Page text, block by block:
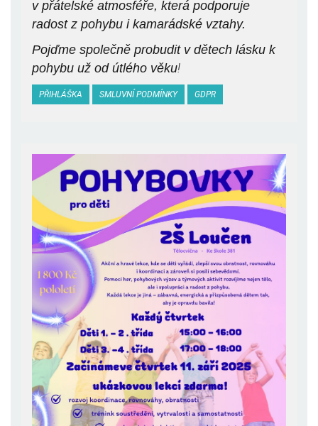
v přátelské atmosféře, která podporuje
radost z pohybu i kamarádské vztahy.
Pojďme společně probudit v dětech lásku k
pohybu už od útlého věku!
PŘIHLÁŠKA SMLUVNÍ PODMÍNKY GDPR